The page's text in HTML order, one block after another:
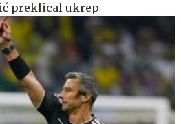
preklical ukrep